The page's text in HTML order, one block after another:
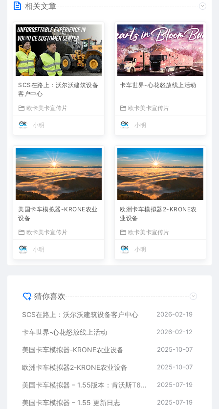
相关文章
SCS在路上：沃尔沃建筑设备
客户中心
欧卡美卡宣传片
小明
卡车世界-心花怒放线上活动
欧卡美卡宣传片
小明
美国卡车模拟器-KRONE农业
设备
欧卡美卡宣传片
小明
欧洲卡车模拟器2-KRONE农
业设备
欧卡美卡宣传片
小明
猜你喜欢
SCS在路上：沃尔沃建筑设备客户中心 2026-02-19
卡车世界-心花怒放线上活动 2026-02-12
美国卡车模拟器-KRONE农业设备 2025-10-07
欧洲卡车模拟器2-KRONE农业设备 2025-10-07
美国卡车模拟器 – 1.55版本：肯沃斯T680更新 2025-07-19
美国卡车模拟器 – 1.55 更新日志 2025-07-19